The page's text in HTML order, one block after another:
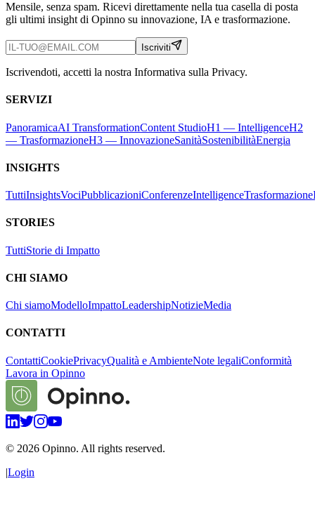
Mensile, senza spam. Ricevi direttamente nella tua casella di posta
gli ultimi insight di Opinno su innovazione, IA e trasformazione.
Iscriviti
Iscrivendoti, accetti la nostra Informativa sulla Privacy.
SERVIZI
PanoramicaAI TransformationContent StudioH1 — IntelligenceH2
— TrasformazioneH3 — InnovazioneSanitàSostenibilitàEnergia
INSIGHTS
TuttiInsightsVociPubblicazioniConferenzeIntelligenceTrasformazione
STORIES
TuttiStorie di Impatto
CHI SIAMO
Chi siamoModelloImpattoLeadershipNotizieMedia
CONTATTI
ContattiCookiePrivacyQualità e AmbienteNote legaliConformità
Lavora in Opinno
© 2026 Opinno. All rights reserved.
|Login